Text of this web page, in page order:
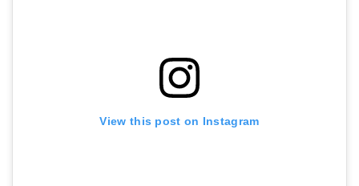
View this post on Instagram